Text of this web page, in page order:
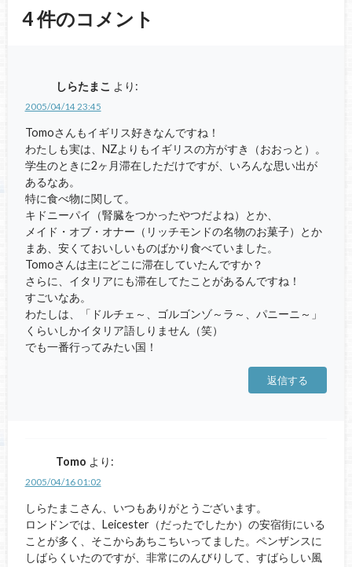
4件のコメント
しらたまこ より:
2005/04/14 23:45
Tomoさんもイギリス好きなんですね！
わたしも実は、NZよりもイギリスの方がすき（おおっと）。
学生のときに2ヶ月滞在しただけですが、いろんな思い出が
あるなあ。
特に食べ物に関して。
キドニーパイ（腎臓をつかったやつだよね）とか、
メイド・オブ・オナー（リッチモンドの名物のお菓子）とか
まあ、安くておいしいものばかり食べていました。
Tomoさんは主にどこに滞在していたんですか？
さらに、イタリアにも滞在してたことがあるんですね！
すごいなあ。
わたしは、「ドルチェ～、ゴルゴンゾ～ラ～、パニーニ～」
くらいしかイタリア語しりません（笑）
でも一番行ってみたい国！
返信する
Tomo より:
2005/04/16 01:02
しらたまこさん、いつもありがとうございます。
ロンドンでは、Leicester（だったでしたか）の安宿街にいる
ことが多く、そこからあちこちいってました。ペンザンスに
しばらくいたのですが、非常にのんびりして、すばらしい風